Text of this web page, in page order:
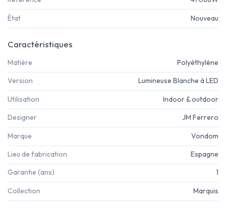
État Nouveau
Caractéristiques
Matière Polyéthylène
Version Lumineuse Blanche à LED
Utilisation Indoor & outdoor
Designer JM Ferrero
Marque Vondom
Lieu de fabrication Espagne
Garantie (ans) 1
Collection Marquis